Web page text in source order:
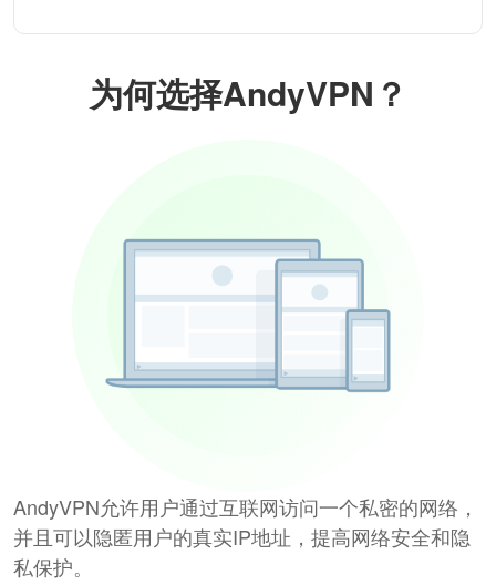
为何选择AndyVPN？
AndyVPN允许用户通过互联网访问一个私密的网络，
并且可以隐匿用户的真实IP地址，提高网络安全和隐
私保护。